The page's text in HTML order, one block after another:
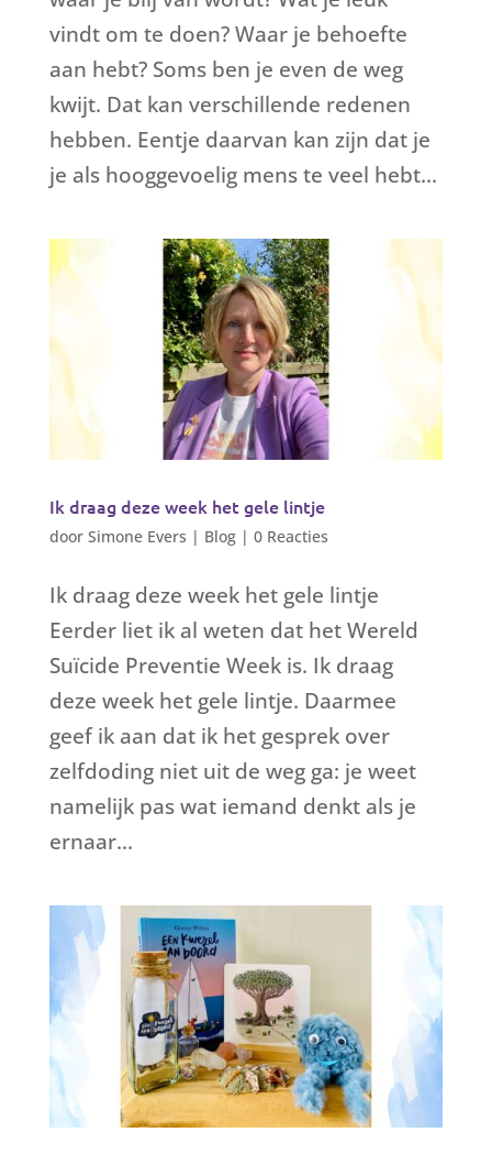
vindt om te doen? Waar je behoefte
aan hebt? Soms ben je even de weg
kwijt. Dat kan verschillende redenen
hebben. Eentje daarvan kan zijn dat je
je als hooggevoelig mens te veel hebt...
Ik draag deze week het gele lintje
door Simone Evers | Blog| 0 Reacties
Ik draag deze week het gele lintje
Eerder liet ik al weten dat het Wereld
Suïcide Preventie Week is. Ik draag
deze week het gele lintje. Daarmee
geef ik aan dat ik het gesprek over
zelfdoding niet uit de weg ga: je weet
namelijk pas wat iemand denkt als je
ernaar...